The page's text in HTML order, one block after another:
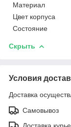
Материал
Цвет корпуса
Состояние
Скрыть
Условия
Доставка
Самовывоз
Доставка